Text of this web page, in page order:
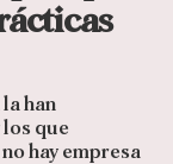
han
que
hay empresa